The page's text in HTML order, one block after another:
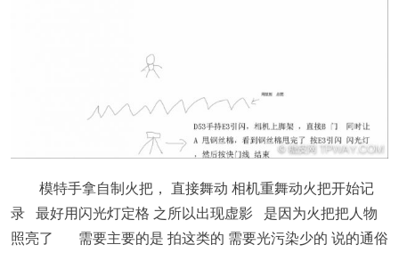
模特手拿自制火把， 直接舞动 相机重舞动火把开始记
录 最好用闪光灯定格 之所以出现虚影 是因为火把把人物
照亮了 需要主要的是 拍这类的 需要光污染少的 说的通俗